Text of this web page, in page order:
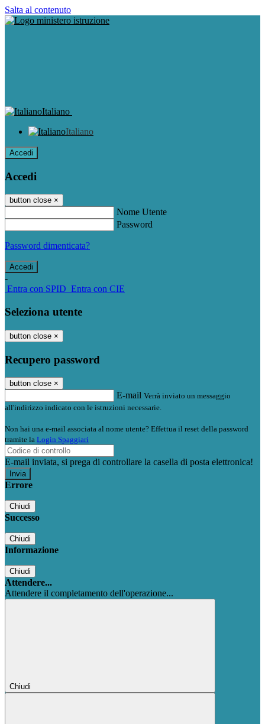
Salta al contenuto
Italiano
Italiano
Accedi
Accedi
button close ×
Nome Utente
Password
Password dimenticata?
-
Entra con SPID Entra con CIE
Seleziona utente
button close ×
Recupero password
button close ×
E-mail Verrà inviato un messaggio
all'indirizzo indicato con le istruzioni necessarie.
Non hai una e-mail associata al nome utente? Effettua il reset della password
tramite la Login Spaggiari
E-mail inviata, si prega di controllare la casella di posta elettronica!
Errore
Chiudi
Successo
Chiudi
Informazione
Chiudi
Attendere...
Attendere il completamento dell'operazione...
Chiudi